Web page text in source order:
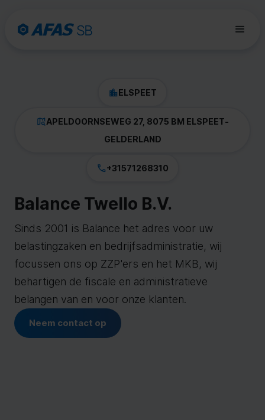
ELSPEET
APELDOORNSEWEG 27, 8075 BM ELSPEET-
GELDERLAND
+31571268310
Balance Twello B.V.
Sinds 2001 is Balance het adres voor uw
belastingzaken en bedrijfsadministratie, wij
focussen ons op ZZP'ers en het MKB, wij
behartigen de fiscale en administratieve
belangen van en voor onze klanten.
Neem contact op